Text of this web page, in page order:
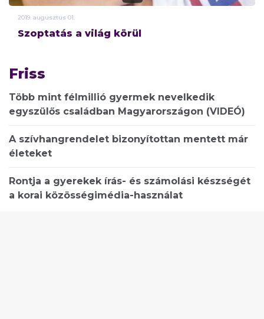
2019. augusztus 01.
Szoptatás a világ körül
Friss
Több mint félmillió gyermek nevelkedik
egyszülős családban Magyarországon (VIDEÓ)
A szívhangrendelet bizonyítottan mentett már
életeket
Rontja a gyerekek írás- és számolási készségét
a korai közösségimédia-használat